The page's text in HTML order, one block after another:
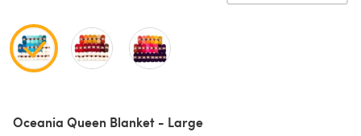
Oceania Queen Blanket - Large